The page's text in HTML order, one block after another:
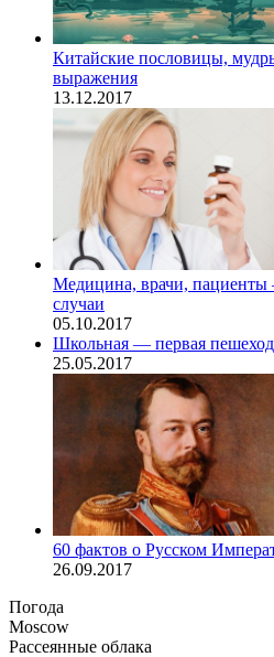
Китайские пословицы,
выражения
13.12.2017
Медицина, врачи,
случаи
05.10.2017
Школьная — первая
25.05.2017
60 фактов о Русском
26.09.2017
Погода
Moscow
Рассеянные облака